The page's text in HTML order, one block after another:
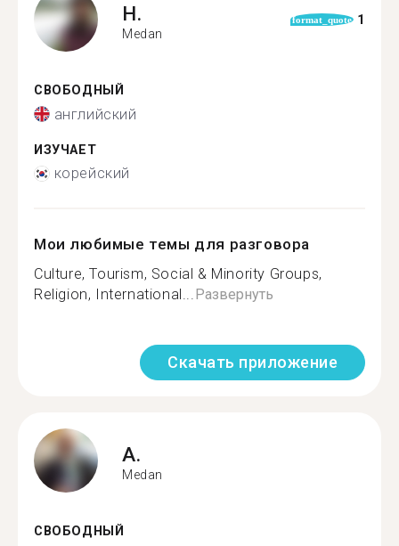
H.
Medan
format_quote 1
СВОБОДНЫЙ
английский
ИЗУЧАЕТ
корейский
Мои любимые темы для разговора
Culture, Tourism, Social & Minority Groups,
Religion, International...Развернуть
Скачать приложение
A.
Medan
СВОБОДНЫЙ